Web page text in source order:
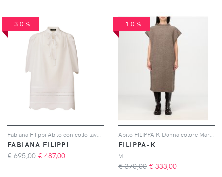
-30%
FABIANA FILIPPI
€ 695,00 € 487,00
-10%
FILIPPA-K
M
€ 370,00 € 333,00